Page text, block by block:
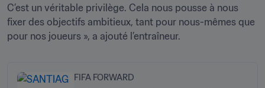
C’est un véritable privilège. Cela nous pousse à nous
fixer des objectifs ambitieux, tant pour nous-mêmes que
pour nos joueurs », a ajouté l’entraîneur.
FIFA FORWARD